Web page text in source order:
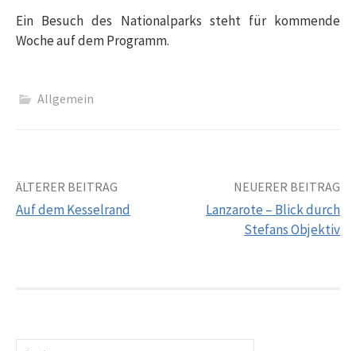
Ein Besuch des Nationalparks steht für kommende
Woche auf dem Programm.
Allgemein
Beitrags-
ÄLTERER BEITRAG
Auf dem Kesselrand
NEUERER BEITRAG
Lanzarote – Blick durch
Stefans Objektiv
Suchen